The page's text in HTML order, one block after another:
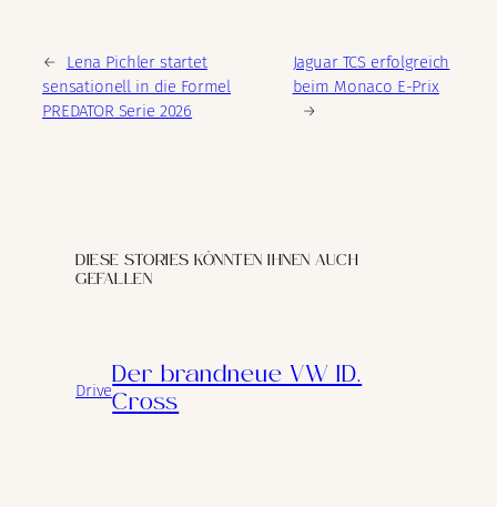
←
Lena Pichler startet
sensationell in die Formel
PREDATOR Serie 2026
Jaguar TCS erfolgreich
beim Monaco E-Prix
→
DIESE STORIES KÖNNTEN IHNEN AUCH
GEFALLEN
Drive
Der brandneue VW ID.
Cross